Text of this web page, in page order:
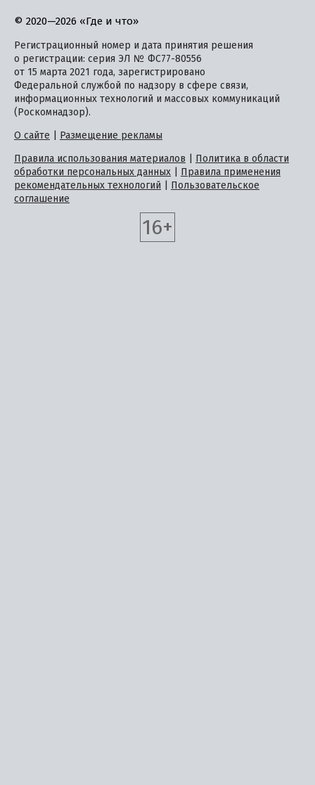
© 2020—2026 «Где и что»
Регистрационный номер и дата принятия решения
о регистрации: серия ЭЛ № ФС77-80556
от 15 марта 2021 года, зарегистрировано
Федеральной службой по надзору в сфере связи,
информационных технологий и массовых коммуникаций
(Роскомнадзор).
О сайте
Размещение рекламы
Правила использования материалов
Политика в области
обработки персональных данных
Правила применения
рекомендательных технологий
Пользовательское
соглашение
16+